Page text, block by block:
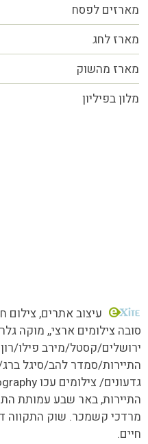
מארזים לפסח
מארז לחג
מארז מהשוק
מלון בפיליון
עיצוב אתרים, צילום
סובה צילומים ארצי,, מוקה
ירושלים/קסטל/מירב פילו/
התיירות/סמדר להב/סיגל
התיירות, באר שבע עמותת
מרדכי קשמכר. שוק התקווה
חיים.